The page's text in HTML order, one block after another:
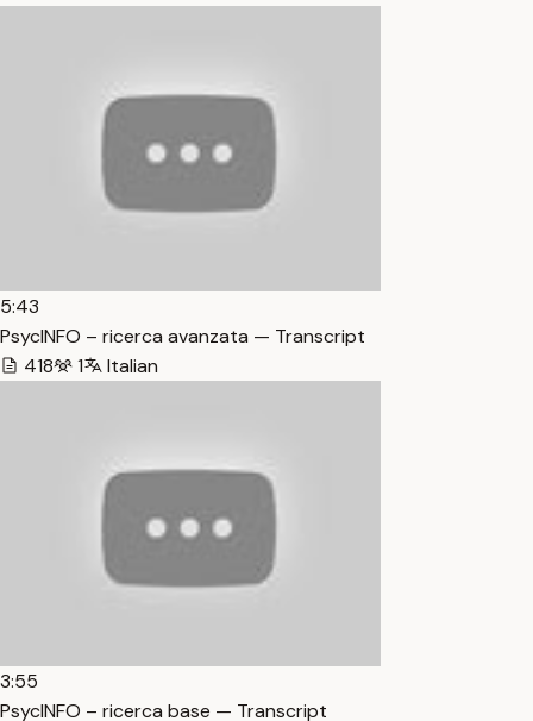
5:43
PsycINFO – ricerca avanzata — Transcript
418
1 Italian
3:55
PsycINFO – ricerca base — Transcript